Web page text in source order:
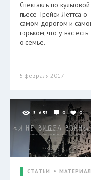
Спектакль по культовой
пьесе Трейси Леттса о
самом дорогом и
горьком, что у нас есть
о семье.
5 февраля 2017
5 635 0 0
СТАТЬИ МАТЕРИАЛ